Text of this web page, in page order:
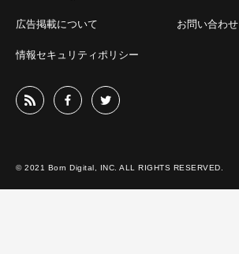
広告掲載について お問い合わせ
情報セキュリティポリシー
© 2021 Born Digital, INC. ALL RIGHTS RESERVED.